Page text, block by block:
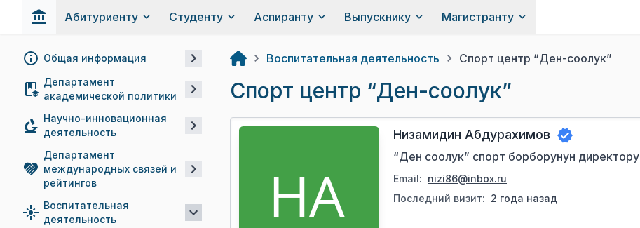
Абитуриенту Студенту Аспиранту Выпускнику Магистранту
Общая информация
Департамент
академической политики
Научно-инновационная
деятельность
Департамент
международных связей и
рейтингов
Воспитательная
деятельность
Воспитательная деятельность Спорт центр “Ден-соолук”
Спорт центр “Ден-соолук”
Низамидин Абдурахимов
“Ден соолук” спорт борборунун директору
Email: nizi86@inbox.ru
Последний визит: 2 года назад